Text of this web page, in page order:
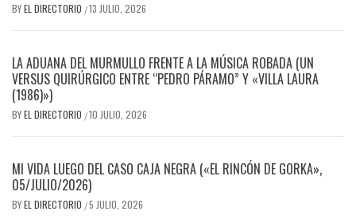
BYEL DIRECTORIO /13 JULIO, 2026
LA ADUANA DEL MURMULLO FRENTE A LA MÚSICA ROBADA (UN
VERSUS QUIRÚRGICO ENTRE “PEDRO PÁRAMO” Y «VILLA LAURA
(1986)»)
BYEL DIRECTORIO /10 JULIO, 2026
MI VIDA LUEGO DEL CASO CAJA NEGRA («EL RINCÓN DE GORKA»,
05/JULIO/2026)
BYEL DIRECTORIO /5 JULIO, 2026